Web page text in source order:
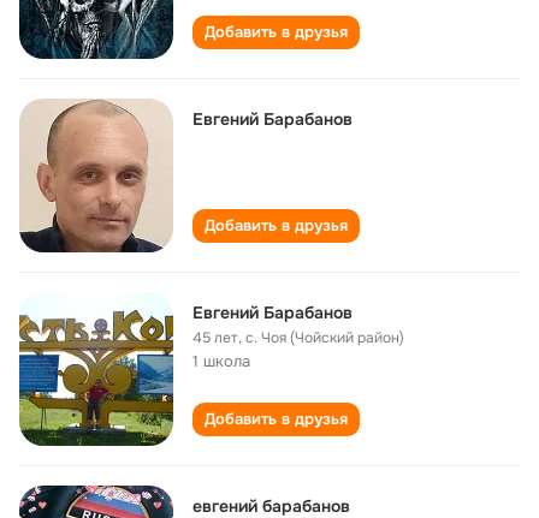
Добавить в друзья
Евгений Барабанов
Добавить в друзья
Евгений Бaрaбaнов
45 лет,с. Чоя (Чойский район)
1 школа
Добавить в друзья
евгений барабанов